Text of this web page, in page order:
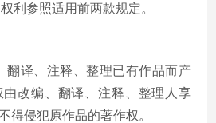
利参照适用前两款规定。
翻译、注释、整理已有作品而产
改编、翻译、注释、整理人享
得侵犯原作品的著作权。